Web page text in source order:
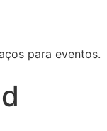
para eventos.